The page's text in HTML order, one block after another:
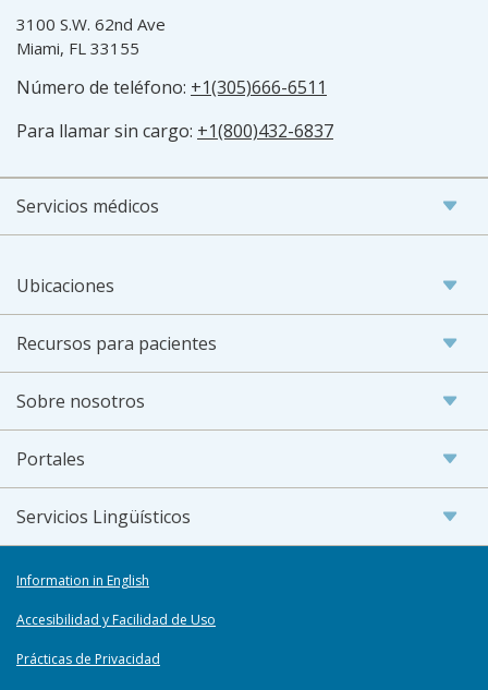
3100 S.W. 62nd Ave
Miami, FL 33155
Número de teléfono: +1(305)666-6511
Para llamar sin cargo: +1(800)432-6837
Servicios médicos
Ubicaciones
Recursos para pacientes
Sobre nosotros
Portales
Servicios Lingüísticos
Information in English
Accesibilidad y Facilidad de Uso
Prácticas de Privacidad